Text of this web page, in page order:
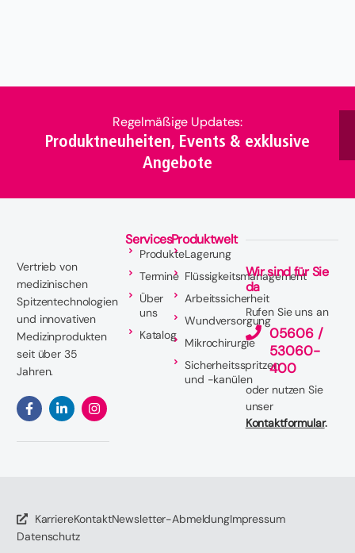
Regelmäßige Updates:
Produktneuheiten, Events & exklusive
Angebote
Vertrieb von
medizinischen
Spitzentechnologien
und innovativen
Medizinprodukten
seit über 35
Jahren.
Services
Produkte
Termine
Über
uns
Katalog
Produktwelt
Lagerung
Flüssigkeitsmanagement
Arbeitssicherheit
Wundversorgung
Mikrochirurgie
Sicherheitsspritzen
und -kanülen
Wir sind für Sie
da
Rufen Sie uns an
05606 /
53060-
400
oder nutzen Sie
unser
Kontaktformular.
KarriereKontaktNewsletter-AbmeldungImpressum
Datenschutz